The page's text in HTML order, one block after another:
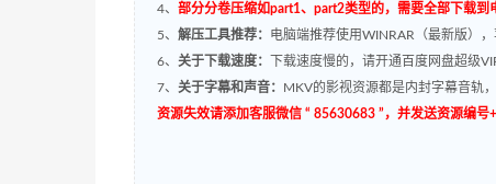
4、 部分分卷压缩如part1、part2类型的，需要全部下载到
5、 解压工具推荐： 电脑端推荐使用WINRAR（最新版），
6、 关于下载速度：
下载速度慢的，请开通百度网盘超级
7、 关于字幕和声音： MKV的影视资源都是内封字幕音轨
资源失效请添加客服微信 “ 85630683 ”，并发送资源编